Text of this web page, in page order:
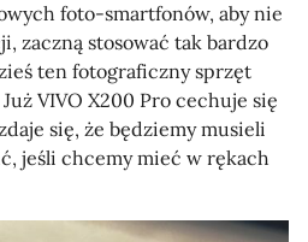
foto-smartfonów, aby nie
zaczną stosować tak bardzo
ten fotograficzny sprzęt
VIVO X200 Pro cechuje się
się, że będziemy musieli
jeśli chcemy mieć w rękach